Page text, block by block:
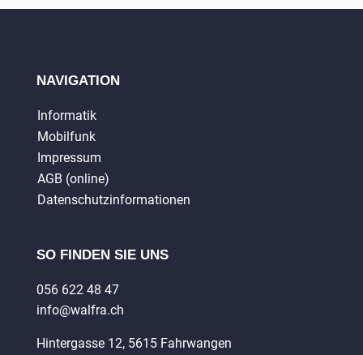
NAVIGATION
Informatik
Mobilfunk
Impressum
AGB (online)
Datenschutzinformationen
SO FINDEN SIE UNS
056 622 48 47
info@walfra.ch
Hintergasse 12, 5615 Fahrwangen